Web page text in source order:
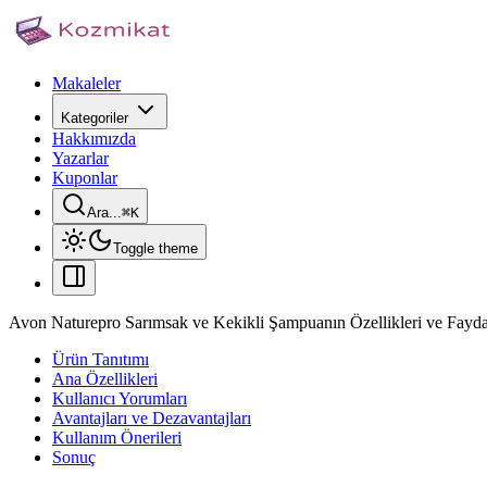
Makaleler
Kategoriler
Hakkımızda
Yazarlar
Kuponlar
Ara...⌘K
Toggle theme
Avon Naturepro Sarımsak ve Kekikli Şampuanın Özellikleri ve
Ürün Tanıtımı
Ana Özellikleri
Kullanıcı Yorumları
Avantajları ve Dezavantajları
Kullanım Önerileri
Sonuç